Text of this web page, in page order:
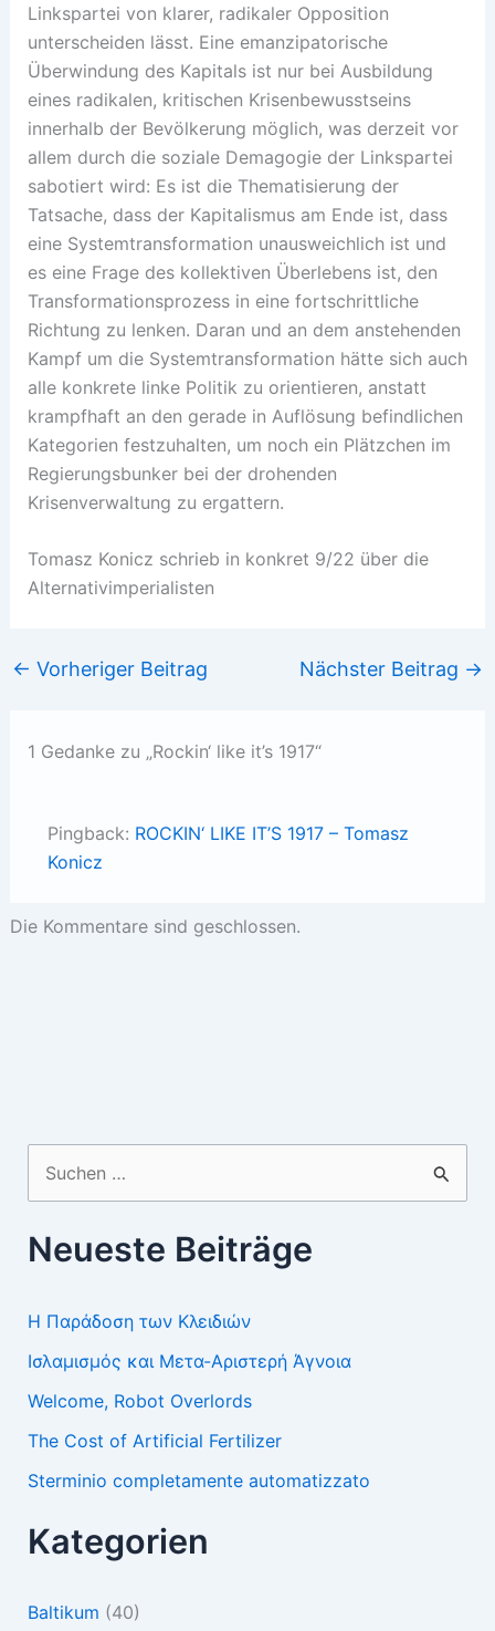
Linkspartei von klarer, radikaler Opposition
unterscheiden lässt. Eine emanzipatorische
Überwindung des Kapitals ist nur bei Ausbildung
eines radikalen, kritischen Krisenbewusstseins
innerhalb der Bevölkerung möglich, was derzeit vor
allem durch die soziale Demagogie der Linkspartei
sabotiert wird: Es ist die Thematisierung der
Tatsache, dass der Kapitalismus am Ende ist, dass
eine Systemtransformation unausweichlich ist und
es eine Frage des kollektiven Überlebens ist, den
Transformationsprozess in eine fortschrittliche
Richtung zu lenken. Daran und an dem anstehenden
Kampf um die Systemtransformation hätte sich auch
alle konkrete linke Politik zu orientieren, anstatt
krampfhaft an den gerade in Auflösung befindlichen
Kategorien festzuhalten, um noch ein Plätzchen im
Regierungsbunker bei der drohenden
Krisenverwaltung zu ergattern.
Tomasz Konicz schrieb in konkret 9/22 über die
Alternativimperialisten
← Vorheriger Beitrag Nächster Beitrag →
1 Gedanke zu „Rockin‘ like it’s 1917“
Pingback: ROCKIN‘ LIKE IT’S 1917 – Tomasz
Konicz
Die Kommentare sind geschlossen.
Suchen
nach:
Neueste Beiträge
Η Παράδοση των Κλειδιών
Ισλαμισμός και Μετα-Αριστερή Άγνοια
Welcome, Robot Overlords
The Cost of Artificial Fertilizer
Sterminio completamente automatizzato
Kategorien
Baltikum (40)